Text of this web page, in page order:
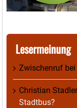
Lesermeinung
Zwischenruf bei
Christian Stadler
Stadtbus?